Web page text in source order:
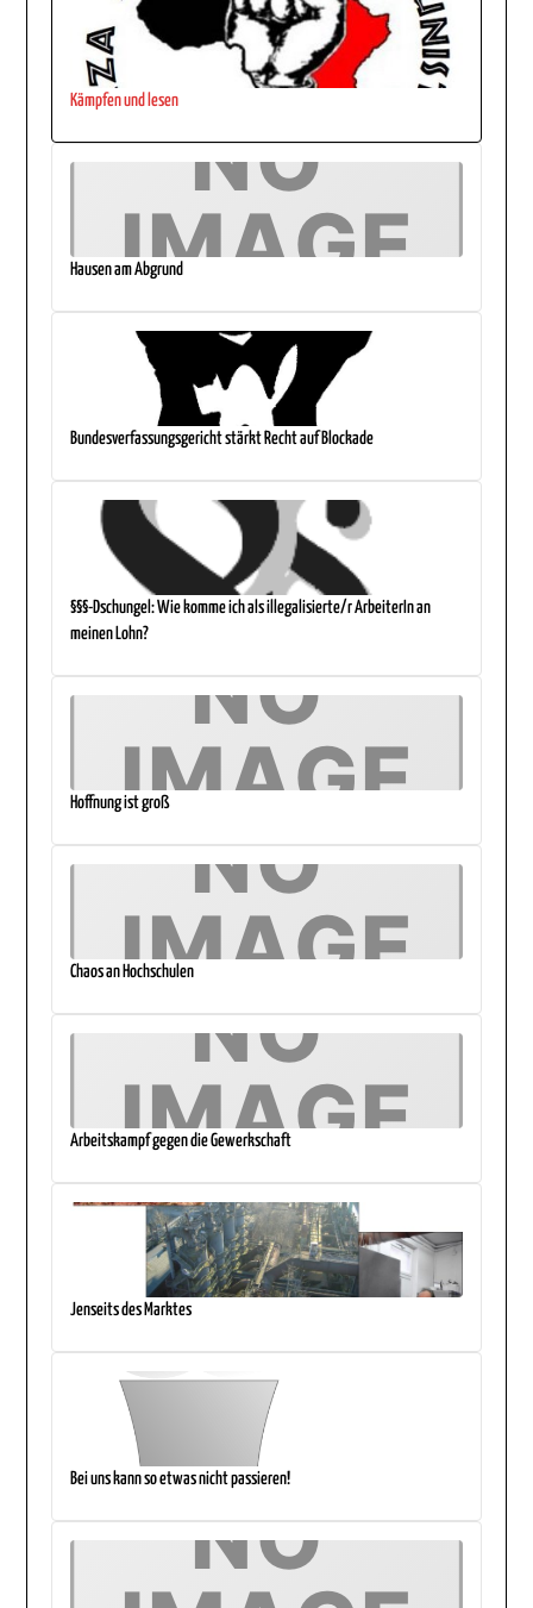
Kämpfen und lesen
Hausen am Abgrund
Bundesverfassungsgericht stärkt Recht auf Blockade
§§§-Dschungel: Wie komme ich als illegalisierte/r ArbeiterIn an
meinen Lohn?
Hoffnung ist groß
Chaos an Hochschulen
Arbeitskampf gegen die Gewerkschaft
Jenseits des Marktes
Bei uns kann so etwas nicht passieren!